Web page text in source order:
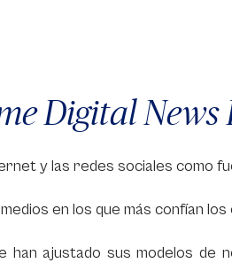
Digital News
y las redes sociales como
en los que más confían
han ajustado sus modelos de